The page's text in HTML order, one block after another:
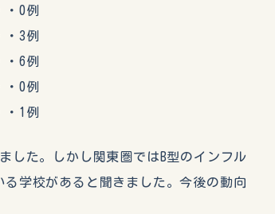
0例
3例
6例
0例
1例
した。しかし関東圏ではB型のインフル
学校があると聞きました。今後の動向